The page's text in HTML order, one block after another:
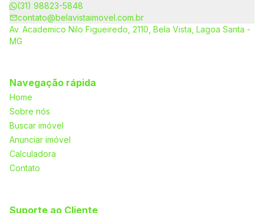
(31) 98823-5848
contato@belavistaimovel.com.br
Av. Academico Nilo Figueiredo, 2110, Bela Vista, Lagoa Santa -
MG
Navegação rápida
Home
Sobre nós
Buscar imóvel
Anunciar imóvel
Calculadora
Contato
Suporte ao Cliente